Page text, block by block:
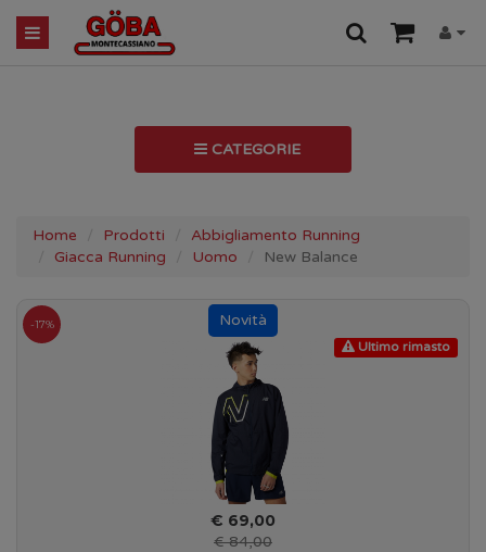
CATEGORIE
Home Prodotti
Abbigliamento Running
Giacca Running
Uomo New Balance
Ultimo rimasto
-17%
€ 69,00
€ 84,00